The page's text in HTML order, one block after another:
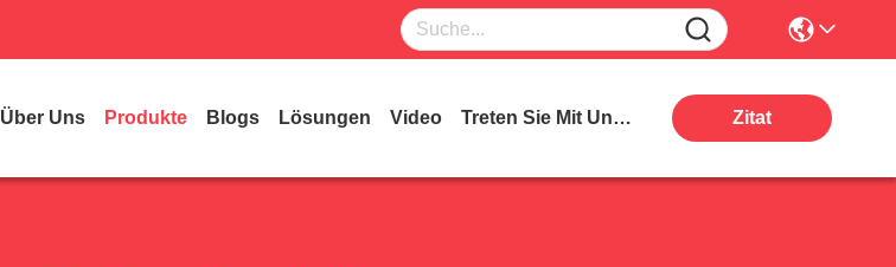
Über Uns Produkte Blogs Lösungen Video Treten Sie Mit Uns In Verbindung Zitat